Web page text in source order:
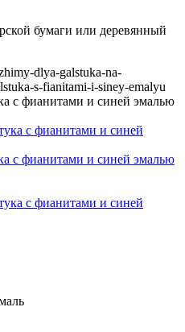
dlya-galstuka-na-
s-fianitami-i-siney-emalyu
с фианитами и синей эмалью
с фианитами и синей эмалью